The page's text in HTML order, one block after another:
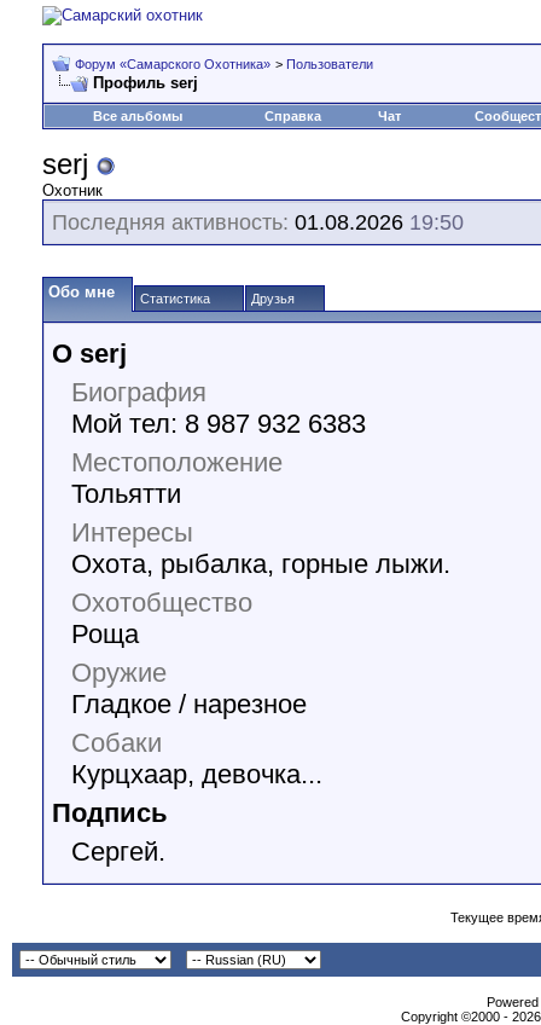
Форум «Самарского Охотника» > Пользователи
Профиль serj
Все альбомы Справка Чат
serj
Охотник
Последняя активность: 01.08.2026 19:50
Обо мне Статистика Друзья
О serj
Биография
Мой тел: 8 987 932 6383
Местоположение
Тольятти
Интересы
Охота, рыбалка, горные лыжи.
Охотобщество
Роща
Оружие
Гладкое / нарезное
Собаки
Курцхаар, девочка...
Подпись
Сергей.
Текущее
Copyright ©2000 -